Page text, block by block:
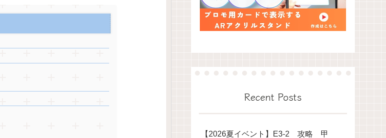
Recent Posts
【2026夏イベント】E3-2 攻略 甲